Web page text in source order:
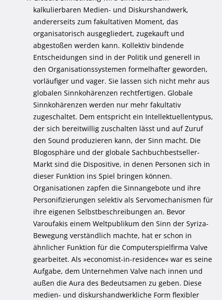
kalkulierbaren Medien- und Diskurshandwerk,
andererseits zum fakultativen Moment, das
organisatorisch ausgegliedert, zugekauft und
abgestoßen werden kann. Kollektiv bindende
Entscheidungen sind in der Politik und generell in
den Organisationssystemen formelhafter geworden,
vorläufiger und vager. Sie lassen sich nicht mehr aus
globalen Sinnkohärenzen rechtfertigen. Globale
Sinnkohärenzen werden nur mehr fakultativ
zugeschaltet. Dem entspricht ein Intellektuellentypus,
der sich bereitwillig zuschalten lässt und auf Zuruf
den Sound produzieren kann, der Sinn macht. Die
Blogosphäre und der globale Sachbuchbestseller-
Markt sind die Dispositive, in denen Personen sich in
dieser Funktion ins Spiel bringen können.
Organisationen zapfen die Sinnangebote und ihre
Personifizierungen selektiv als Servomechanismen für
ihre eigenen Selbstbeschreibungen an. Bevor
Varoufakis einem Weltpublikum den Sinn der Syriza-
Bewegung verständlich machte, hat er schon in
ähnlicher Funktion für die Computerspielfirma Valve
gearbeitet. Als »economist-in-residence« war es seine
Aufgabe, dem Unternehmen Valve nach innen und
außen die Aura des Bedeutsamen zu geben. Diese
medien- und diskurshandwerkliche Form flexibler